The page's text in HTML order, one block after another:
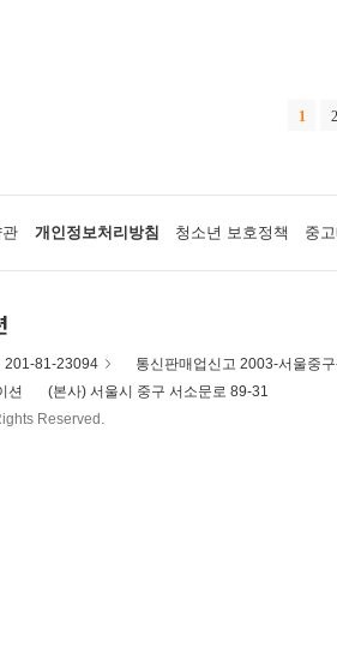
1 2
개인정보처리방침 청소년 보호정책 중
201-81-23094
통신판매업신고 2003-서울중
션
(본사) 서울시 중구 서소문로 89-31
Reserved.